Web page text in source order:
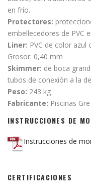
en frío.
Protectores:
embellecedores de PVC
Liner: PVC de color
Grosor: 0,40 mm
Skimmer: de boca
tubos de conexión a la
Peso: 243 kg
Fabricante: Piscinas Gre
INSTRUCCIONES DE
Instrucciones de
CERTIFICACIONES